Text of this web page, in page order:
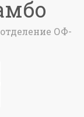
ОФ-